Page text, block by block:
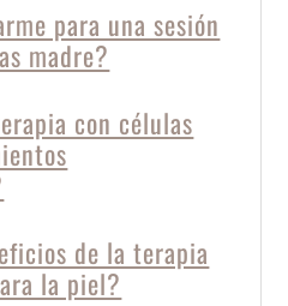
para una sesión
madre?
con células
de la terapia
la piel?